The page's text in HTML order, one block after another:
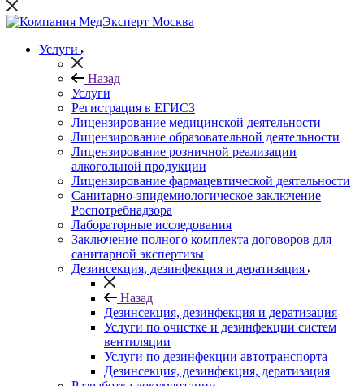
Услуги
Назад
Услуги
Регистрация в ЕГИСЗ
Лицензирование медицинской деятельности
Лицензирование образовательной деятельности
Лицензирование розничной реализации
алкогольной продукции
Лицензирование фармацевтической деятельности
Санитарно-эпидемиологическое заключение
Роспотребнадзора
Лабораторные исследования
Заключение полного комплекта договоров для
санитарной экспертизы
Дезинсекция, дезинфекция и дератизация
Назад
Дезинсекция, дезинфекция и дератизация
Услуги по очистке и дезинфекции систем
вентиляции
Услуги по дезинфекции автотранспорта
Дезинсекция, дезинфекция, дератизация